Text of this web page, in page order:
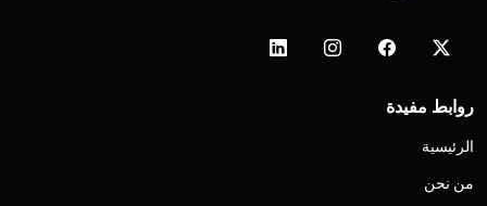
روابط مفيدة
الرئيسية
من نحن